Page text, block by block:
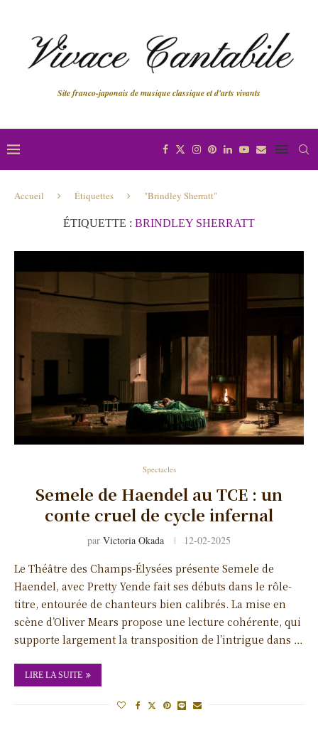
Site franco-japonais de musique classique et d'arts vivants
Accueil Étiquettes "Brindley Sherratt"
ÉTIQUETTE : BRINDLEY SHERRATT
Spectacles
Semele de Haendel au TCE : un
conte cruel de cycle infernal
par Victoria Okada 12-02-2025
Le Théâtre des Champs-Élysées présente Semele de
Haendel, avec Pretty Yende fait ses débuts dans le rôle-
titre, entourée de chanteurs bien calibrés. La mise en
scène d’Oliver Mears propose une lecture cohérente, qui
supporte largement la transposition de l’intrigue dans …
LIRE LA SUITE